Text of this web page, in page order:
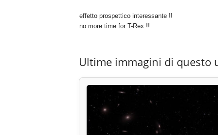
effetto prospettico interessante !!
no more time for T-Rex !!
Ultime immagini di questo